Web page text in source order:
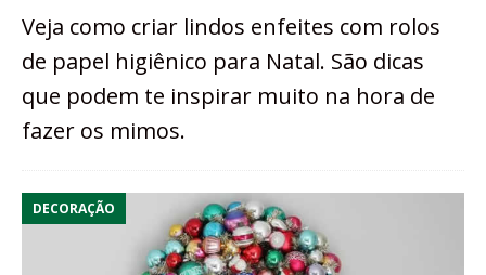
Veja como criar lindos enfeites com rolos
de papel higiênico para Natal. São dicas
que podem te inspirar muito na hora de
fazer os mimos.
DECORAÇÃO